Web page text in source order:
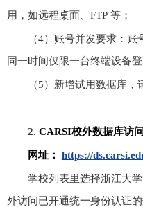
用，如远程桌面、 FTP 等；
（4）账号并发要求：账
同一时间仅限一台终端设备登
（5）新增试用数据库，
2. CARSI校外数据库访
网址： https://
学校列表里选择浙江大
外访问已开通统一身份认证